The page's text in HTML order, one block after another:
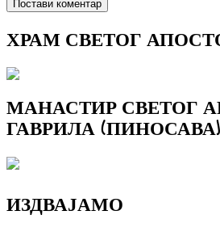
ХРАМ СВЕТОГ
МАНАСТИР СВЕТОГ
ГАВРИЛА (ПИНОСАВА)
ИЗДВАЈАМО